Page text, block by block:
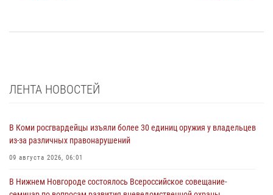
ЛЕНТА НОВОСТЕЙ
В Коми росгвардейцы изъяли более 30 единиц оружия у владельцев
из-за различных правонарушений
09 августа 2026, 06:01
В Нижнем Новгороде состоялось Всероссийское совещание-